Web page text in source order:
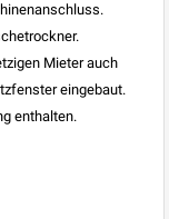
Mieter auch
eingebaut.
enthalten.